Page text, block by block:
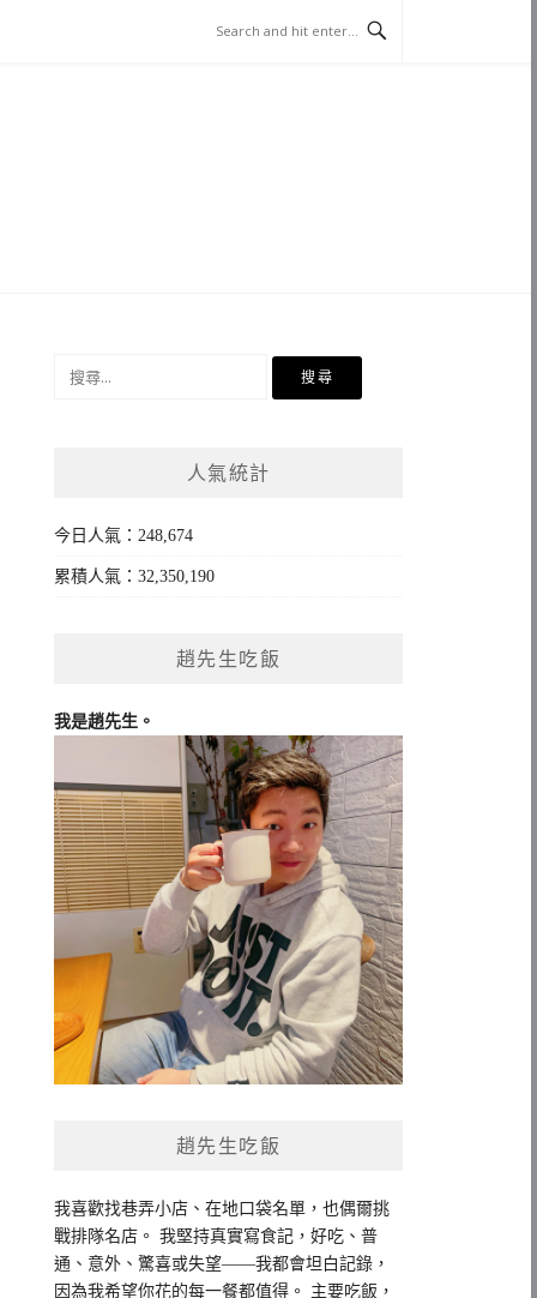
人氣統計
今日人氣：248,674
累積人氣：32,350,190
趙先生吃飯
我是趙先生。
趙先生吃飯
我喜歡找巷弄小店、在地口袋名單，也偶爾挑
戰排隊名店。 我堅持真實寫食記，好吃、普
通、意外、驚喜或失望——我都會坦白記錄，
因為我希望你花的每一餐都值得。 主要吃飯，